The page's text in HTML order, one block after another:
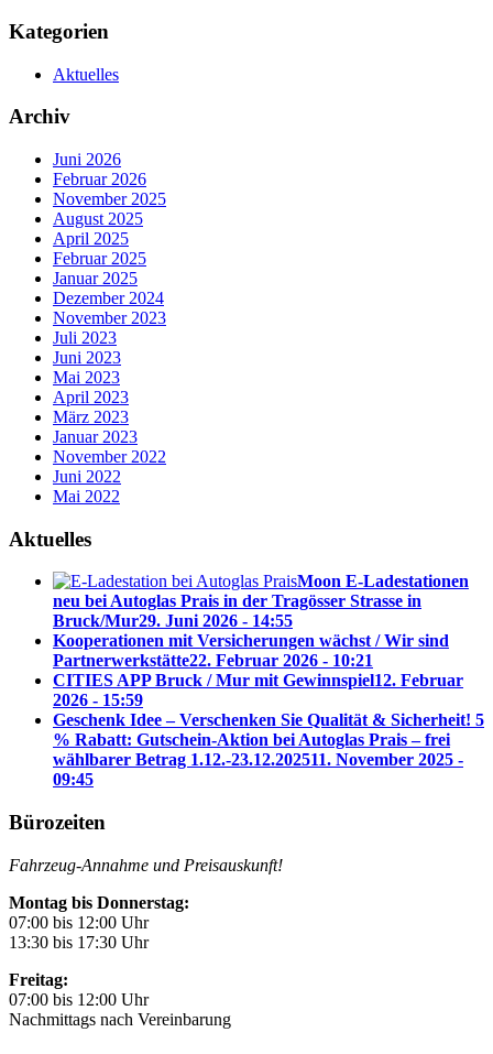
Kategorien
Aktuelles
Archiv
Juni 2026
Februar 2026
November 2025
August 2025
April 2025
Februar 2025
Januar 2025
Dezember 2024
November 2023
Juli 2023
Juni 2023
Mai 2023
April 2023
März 2023
Januar 2023
November 2022
Juni 2022
Mai 2022
Aktuelles
Moon E-Ladestationen
neu bei Autoglas Prais in der Tragösser Strasse in
Bruck/Mur29. Juni 2026 - 14:55
Kooperationen mit Versicherungen wächst / Wir sind
Partnerwerkstätte22. Februar 2026 - 10:21
CITIES APP Bruck / Mur mit Gewinnspiel12. Februar
2026 - 15:59
Geschenk Idee – Verschenken Sie Qualität & Sicherheit! 5
% Rabatt: Gutschein-Aktion bei Autoglas Prais – frei
wählbarer Betrag 1.12.-23.12.202511. November 2025 -
09:45
Bürozeiten
Fahrzeug-Annahme und Preisauskunft!
Montag bis Donnerstag:
07:00 bis 12:00 Uhr
13:30 bis 17:30 Uhr
Freitag:
07:00 bis 12:00 Uhr
Nachmittags nach Vereinbarung